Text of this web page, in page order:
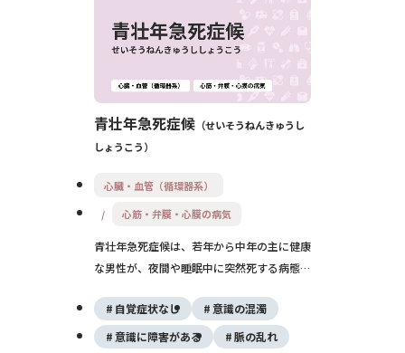
青壮年急死症候
せいそうねんきゅうし
しょうこう
心臓・血管（循環器系）
心筋・弁膜・心膜の病気
青壮年急死症候は、若年から中年の主に健康
な男性が、夜間や睡眠中に突然死する病態を
ブルガダ症候群などの心電気的異常が背景に
あると考えられています。早期発見と予防が
自覚症状なし
意識の混濁
意識に障害がある
脈の乱れ